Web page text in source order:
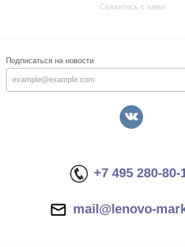
Свяжитесь с нами
Подписаться на новости
+7 495 280-80-
mail@lenovo-